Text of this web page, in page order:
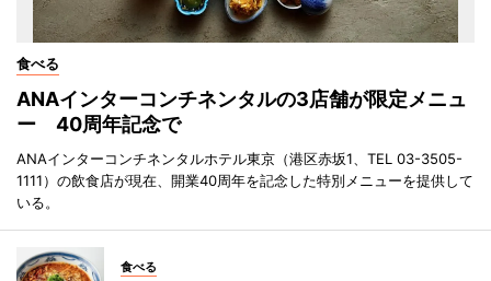
食べる
ANAインターコンチネンタルの3店舗が限定メニュ
ー 40周年記念で
ANAインターコンチネンタルホテル東京（港区赤坂1、TEL 03-3505-
1111）の飲食店が現在、開業40周年を記念した特別メニューを提供して
いる。
食べる